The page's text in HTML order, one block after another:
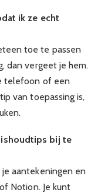
ik ze echt
toe te passen
dan vergeet je hem.
telefoon of een
van toepassing is,
bij te
aantekeningen en
Notion. Je kunt